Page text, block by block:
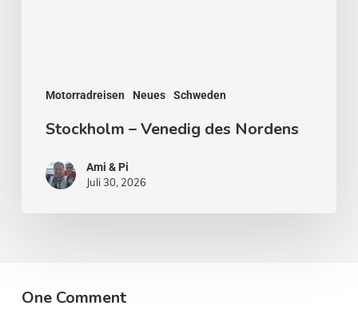
Motorradreisen Neues Schweden
Stockholm – Venedig des Nordens
Ami & Pi
Juli 30, 2026
One Comment